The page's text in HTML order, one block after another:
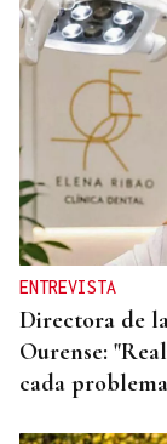
ENTREVISTA
Directora de
Ourense:
cada